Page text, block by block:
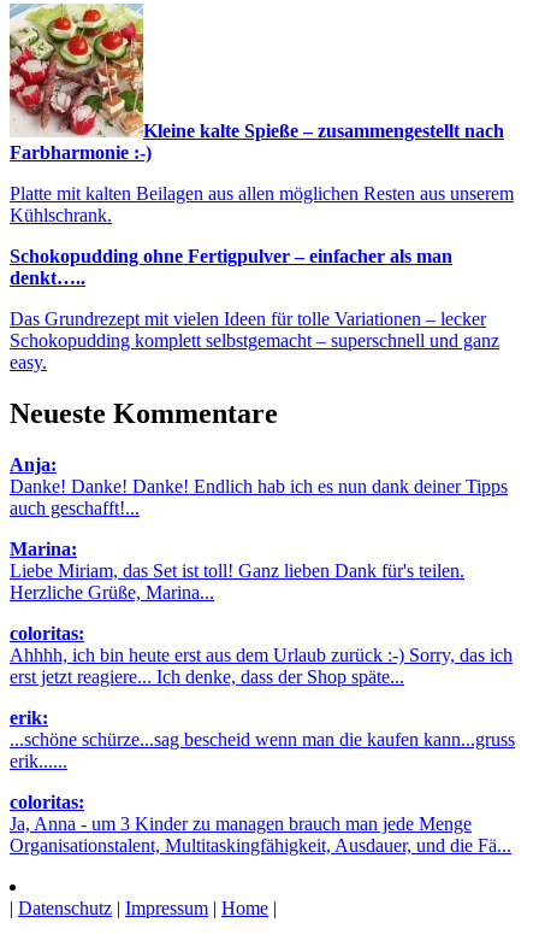
Kleine kalte Spieße – zusammengestellt nach
Farbharmonie :-)
Platte mit kalten Beilagen aus allen möglichen Resten aus unserem
Kühlschrank.
Schokopudding ohne Fertigpulver – einfacher als man
denkt…..
Das Grundrezept mit vielen Ideen für tolle Variationen – lecker
Schokopudding komplett selbstgemacht – superschnell und ganz
easy.
Neueste Kommentare
Anja:
Danke! Danke! Danke! Endlich hab ich es nun dank deiner Tipps
auch geschafft!...
Marina:
Liebe Miriam, das Set ist toll! Ganz lieben Dank für's teilen.
Herzliche Grüße, Marina...
coloritas:
Ahhhh, ich bin heute erst aus dem Urlaub zurück :-) Sorry, das ich
erst jetzt reagiere... Ich denke, dass der Shop späte...
erik:
...schöne schürze...sag bescheid wenn man die kaufen kann...gruss
erik......
coloritas:
Ja, Anna - um 3 Kinder zu managen brauch man jede Menge
Organisationstalent, Multitaskingfähigkeit, Ausdauer, und die Fä...
| Datenschutz | Impressum | Home |